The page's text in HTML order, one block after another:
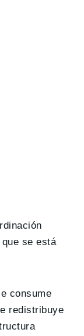
se está
consume
redistribuye